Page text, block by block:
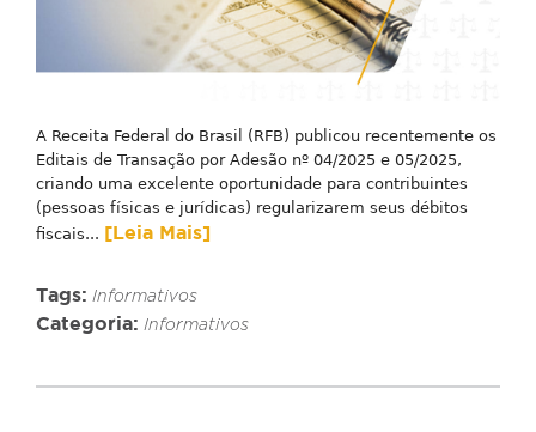
A Receita Federal do Brasil (RFB) publicou recentemente os
Editais de Transação por Adesão nº 04/2025 e 05/2025,
criando uma excelente oportunidade para contribuintes
(pessoas físicas e jurídicas) regularizarem seus débitos
fiscais... [Leia Mais]
Tags: Informativos
Categoria: Informativos